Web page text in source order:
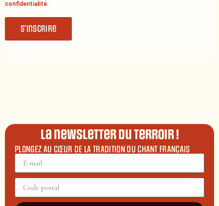
confidentialité.
S’inscrire
La newsletter du terroir !
PLONGEZ AU CŒUR DE LA TRADITION DU CHANT FRANÇAIS